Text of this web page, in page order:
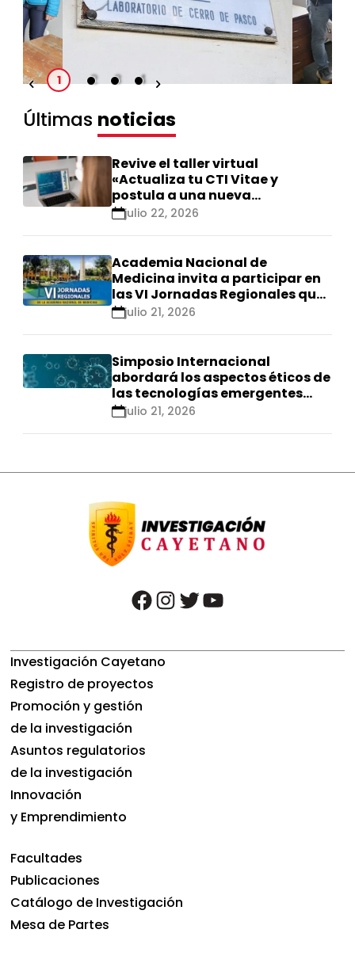
1 2 3 4
Últimas noticias
Revive el taller virtual
«Actualiza tu CTI Vitae y
postula a una nueva
calificación Renacyt»
julio 22, 2026
Academia Nacional de
Medicina invita a participar en
las VI Jornadas Regionales que
se realizarán en Ica
julio 21, 2026
Simposio Internacional
abordará los aspectos éticos de
las tecnologías emergentes
para el control de
julio 21, 2026
facebook instagram twitter youtube
Investigación Cayetano
Registro de proyectos
Promoción y gestión
de la investigación
Asuntos regulatorios
de la investigación
Innovación
y Emprendimiento
Facultades
Publicaciones
Catálogo de Investigación
Mesa de Partes